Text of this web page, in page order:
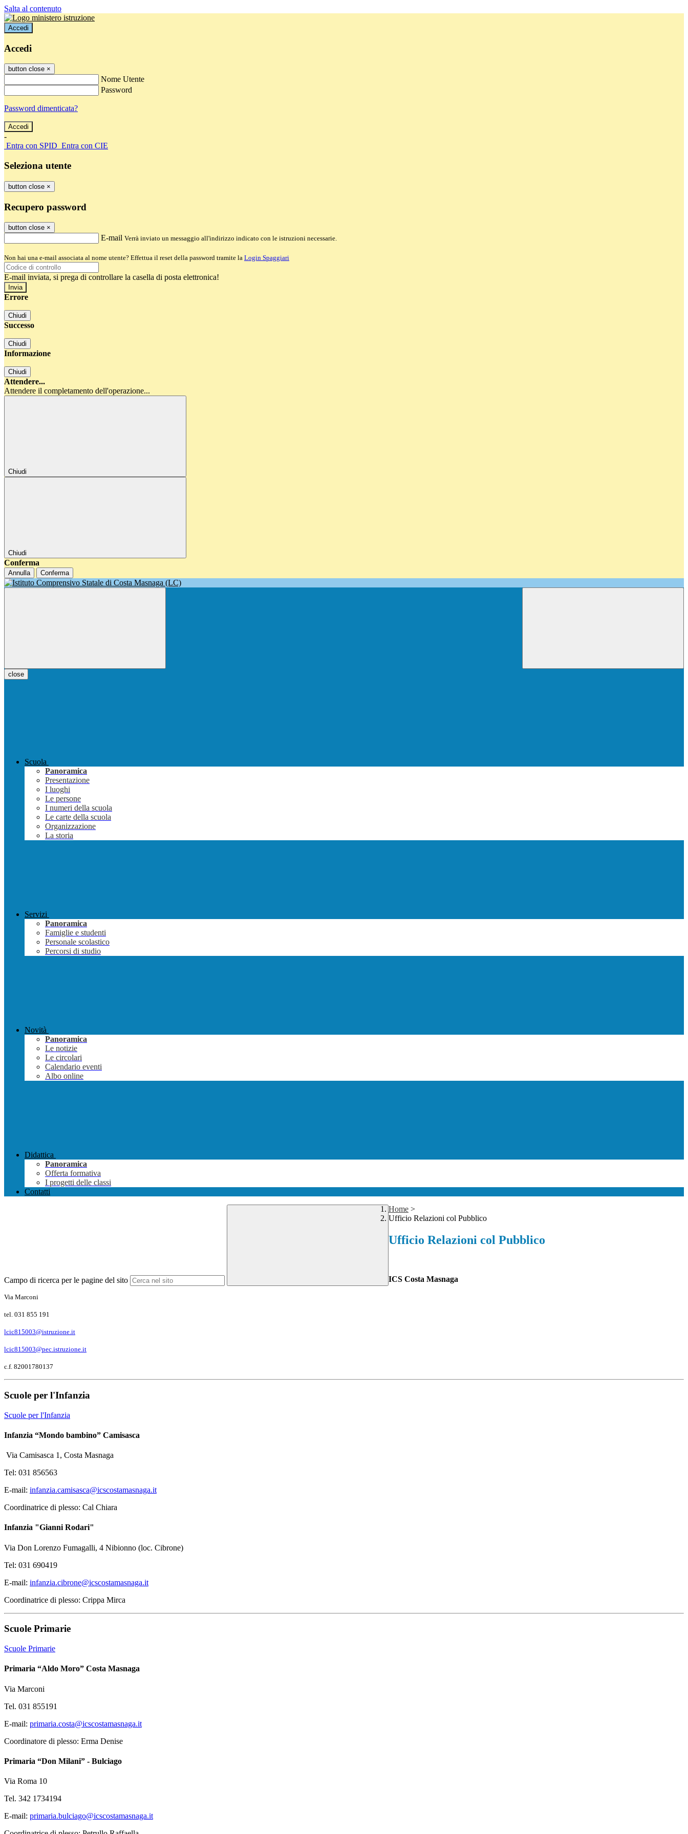
Salta al contenuto
Accedi
Accedi
button close ×
Nome Utente
Password
Password dimenticata?
-
Entra con SPID Entra con CIE
Seleziona utente
button close ×
Recupero password
button close ×
E-mail Verrà inviato un messaggio all'indirizzo indicato con le istruzioni necessarie.
Non hai una e-mail associata al nome utente? Effettua il reset della password tramite la Login Spaggiari
E-mail inviata, si prega di controllare la casella di posta elettronica!
Errore
Chiudi
Successo
Chiudi
Informazione
Chiudi
Attendere...
Attendere il completamento dell'operazione...
Chiudi
Chiudi
Conferma
Annulla Conferma
close
Scuola
Panoramica
Presentazione
I luoghi
Le persone
I numeri della scuola
Le carte della scuola
Organizzazione
La storia
Servizi
Panoramica
Famiglie e studenti
Personale scolastico
Percorsi di studio
Novità
Panoramica
Le notizie
Le circolari
Calendario eventi
Albo online
Didattica
Panoramica
Offerta formativa
I progetti delle classi
Contatti
Campo di ricerca per le pagine del sito
Home >
Ufficio Relazioni col Pubblico
Ufficio Relazioni col Pubblico
ICS Costa Masnaga
Via Marconi
tel. 031 855 191
lcic815003@istruzione.it
lcic815003@pec.istruzione.it
c.f. 82001780137
Scuole per l'Infanzia
Scuole per l'Infanzia
Infanzia “Mondo bambino” Camisasca
Via Camisasca 1, Costa Masnaga
Tel: 031 856563
E-mail: infanzia.camisasca@icscostamasnaga.it
Coordinatrice di plesso: Cal Chiara
Infanzia "Gianni Rodari"
Via Don Lorenzo Fumagalli, 4 Nibionno (loc. Cibrone)
Tel: 031 690419
E-mail: infanzia.cibrone@icscostamasnaga.it
Coordinatrice di plesso: Crippa Mirca
Scuole Primarie
Scuole Primarie
Primaria “Aldo Moro” Costa Masnaga
Via Marconi
Tel. 031 855191
E-mail: primaria.costa@icscostamasnaga.it
Coordinatore di plesso: Erma Denise
Primaria “Don Milani” - Bulciago
Via Roma 10
Tel. 342 1734194
E-mail: primaria.bulciago@icscostamasnaga.it